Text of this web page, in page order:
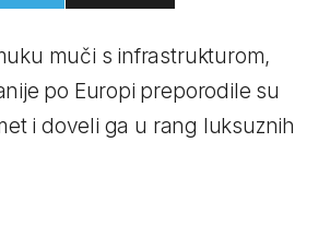
muči s infrastrukturom,
po Europi preporodile su
i doveli ga u rang luksuznih